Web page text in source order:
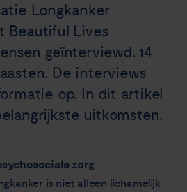
Longkanker
Beautiful Lives
geïnterviewd. 14
De interviews
op. In dit artikel
uitkomsten.
zorg
is niet alleen lichamelijk